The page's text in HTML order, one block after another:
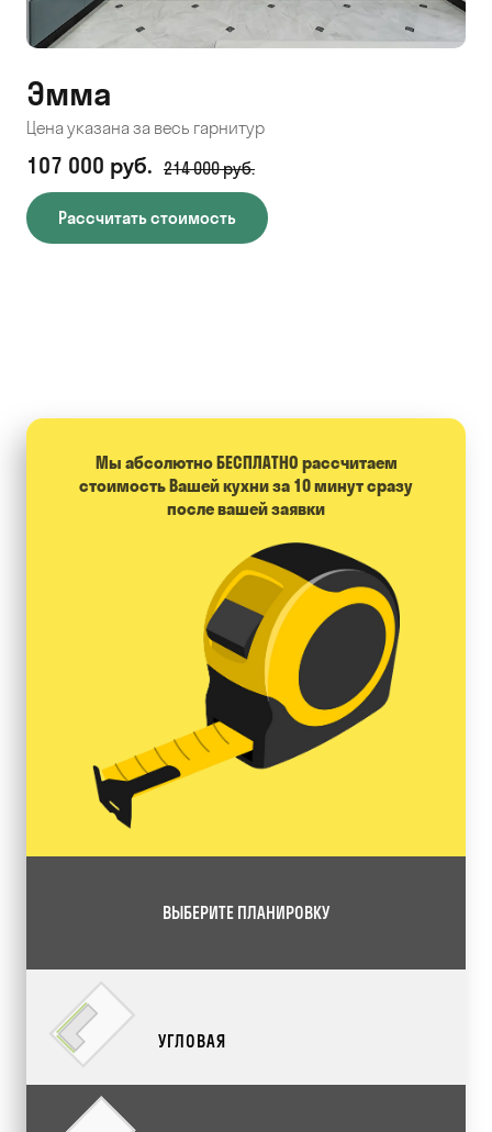
Эмма
Цена указана за весь гарнитур
107 000 руб. 214 000 руб.
Рассчитать стоимость
Мы абсолютно БЕСПЛАТНО расcчитаем
стоимость Вашей кухни за 10 минут сразу
после вашей заявки
ВЫБЕРИТЕ ПЛАНИРОВКУ
УГЛОВАЯ